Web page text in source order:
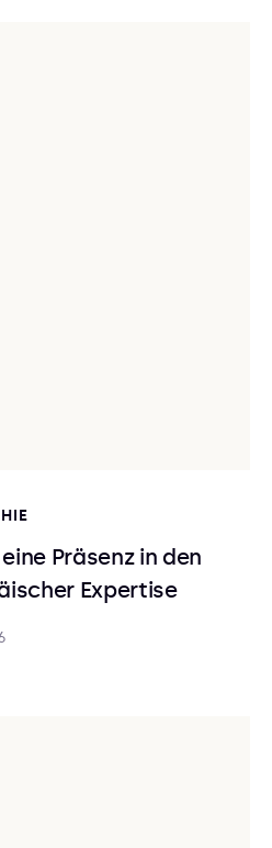
Präsenz in den
Expertise